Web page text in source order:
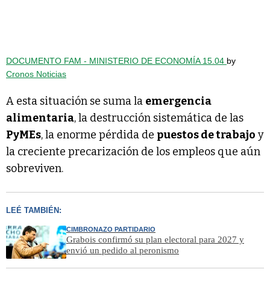
DOCUMENTO FAM - MINISTERIO DE ECONOMÍA 15.04 by
Cronos Noticias
A esta situación se suma la emergencia
alimentaria, la destrucción sistemática de las
PyMEs, la enorme pérdida de puestos de trabajo y
la creciente precarización de los empleos que aún
sobreviven.
LEÉ TAMBIÉN:
CIMBRONAZO PARTIDARIO
Grabois confirmó su plan electoral para 2027 y
envió un pedido al peronismo